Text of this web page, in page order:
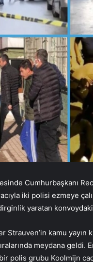
Cumhurbaşkanı
iki polisi ezmeye
yaratan
Strauven’in kamu yayın
meydana geldi.
polis grubu Koolmijn